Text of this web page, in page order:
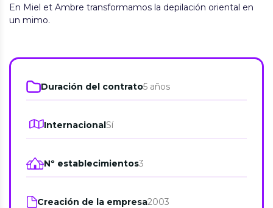
En Miel et Ambre transformamos la depilación oriental en
un mimo.
Duración del contrato5 años
InternacionalSí
Nº establecimientos3
Creación de la empresa2003